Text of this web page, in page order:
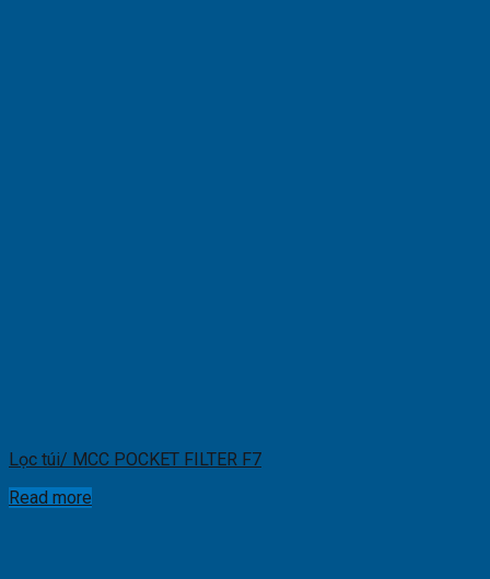
Lọc túi/ MCC POCKET FILTER F7
Read more